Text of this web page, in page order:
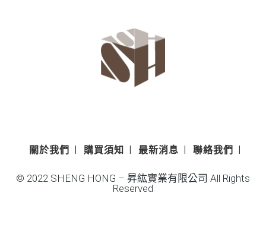
關於我們 購買須知 最新消息 聯絡我們
© 2022 SHENG HONG – 昇紘實業有限公司 All Rights
Reserved